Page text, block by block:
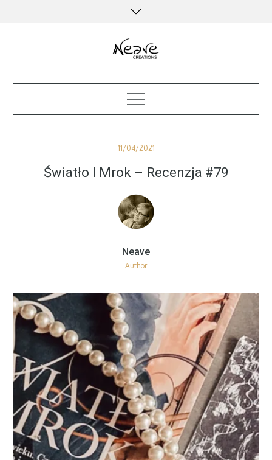
Posted
11/04/2021
Światło I Mrok – Recenzja #79
Author